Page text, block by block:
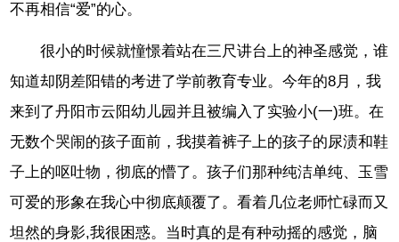
不再相信“爱”的心。
很小的时候就憧憬着站在三尺讲台上的神圣感觉，谁
知道却阴差阳错的考进了学前教育专业。今年的8月，我
来到了丹阳市云阳幼儿园并且被编入了实验小(一)班。在
无数个哭闹的孩子面前，我摸着裤子上的孩子的尿渍和鞋
子上的呕吐物，彻底的懵了。孩子们那种纯洁单纯、玉雪
可爱的形象在我心中彻底颠覆了。看着几位老师忙碌而又
坦然的身影,我很困惑。当时真的是有种动摇的感觉，脑